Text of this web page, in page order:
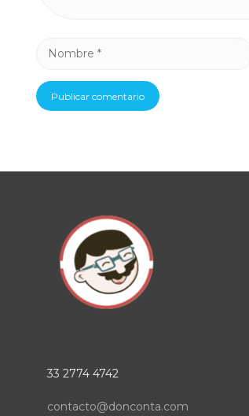
33 2774 4742
contacto@donconta.com